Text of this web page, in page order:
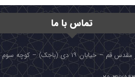
تماس با ما
آدرس: شهر مقدس قم – خیابان ۱۹ دی (باجک) –